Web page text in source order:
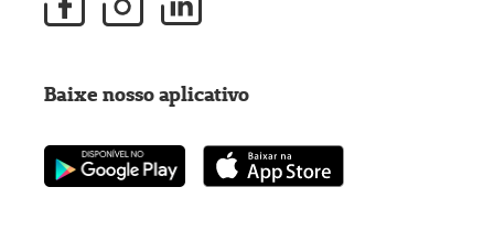
Baixe nosso aplicativo